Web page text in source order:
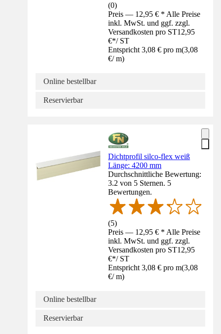
(0)
Preis — 12,95 € * Alle Preise
inkl. MwSt. und ggf. zzgl.
Versandkosten pro ST12,95
€*/ ST
Entspricht 3,08 € pro m(3,08
€/ m)
Online bestellbar
Reservierbar
Dichtprofil silco-flex weiß
Länge: 4200 mm
Durchschnittliche Bewertung:
3.2 von 5 Sternen. 5
Bewertungen.
(5)
Preis — 12,95 € * Alle Preise
inkl. MwSt. und ggf. zzgl.
Versandkosten pro ST12,95
€*/ ST
Entspricht 3,08 € pro m(3,08
€/ m)
Online bestellbar
Reservierbar